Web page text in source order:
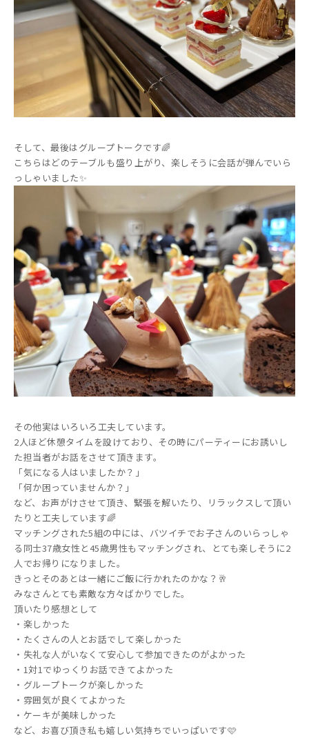
そして、最後はグループトークです🌈
こちらはどのテーブルも盛り上がり、楽しそうに会話が弾んでいら
っしゃいました✨
その他実はいろいろ工夫しています。
2人ほど休憩タイムを設けており、その時にパーティーにお誘いし
た担当者がお話をさせて頂きます。
「気になる人はいましたか？」
「何か困っていませんか？」
など、お声がけさせて頂き、緊張を解いたり、リラックスして頂い
たりと工夫しています🌈
マッチングされた5組の中には、バツイチでお子さんのいらっしゃ
る同士37歳女性と45歳男性もマッチングされ、とても楽しそうに2
人でお帰りになりました。
きっとそのあとは一緒にご飯に行かれたのかな？🥂
みなさんとても素敵な方々ばかりでした。
頂いたり感想として
・楽しかった
・たくさんの人とお話でして楽しかった
・失礼な人がいなくて安心して参加できたのがよかった
・1対1でゆっくりお話できてよかった
・グループトークが楽しかった
・雰囲気が良くてよかった
・ケーキが美味しかった
など、お喜び頂き私も嬉しい気持ちでいっぱいです🩷